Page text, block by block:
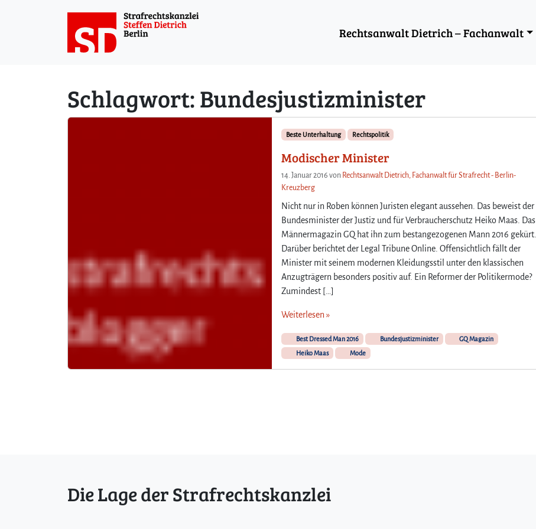
Rechtsanwalt Dietrich – Fachanwalt
Schlagwort:Bundesjustizminister
Beste Unterhaltung Rechtspolitik
Modischer Minister
14. Januar 2016 von Rechtsanwalt Dietrich, Fachanwalt für Strafrecht - Berlin-
Kreuzberg
Nicht nur in Roben können Juristen elegant aussehen. Das beweist der
Bundesminister der Justiz und für Verbraucherschutz Heiko Maas. Das
Männermagazin GQ hat ihn zum bestangezogenen Mann 2016 gekürt.
Darüber berichtet der Legal Tribune Online. Offensichtlich fällt der
Minister mit seinem modernen Kleidungsstil unter den klassischen
Anzugträgern besonders positiv auf. Ein Reformer der Politikermode?
Zumindest […]
Weiterlesen »
Best Dressed Man 2016 Bundesjustizminister
GQ Magazin
Heiko Maas
Mode
Die Lage der Strafrechtskanzlei